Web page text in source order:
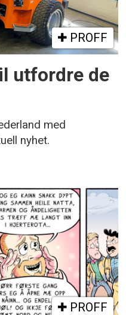
PROFF
utfordre de
med
nyhet.
PROFF